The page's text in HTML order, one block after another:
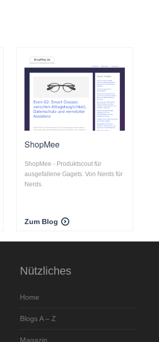
ShopMee
ShopMee - Produktscout für
ausgefallene Gagets. Von Nerds für
Nerds.
Zum Blog
Nützliches
Home
Blogs A – Z
Magazin